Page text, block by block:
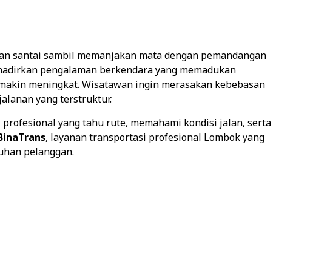
santai sambil memanjakan mata dengan pemandangan
pengalaman berkendara yang memadukan
meningkat. Wisatawan ingin merasakan kebebasan
yang terstruktur.
yang tahu rute, memahami kondisi jalan, serta
, layanan transportasi profesional Lombok yang
pelanggan.